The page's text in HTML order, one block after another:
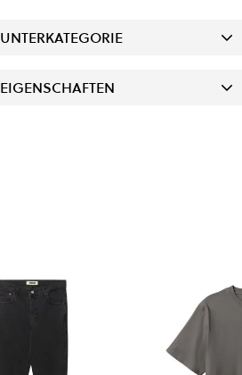
UNTERKATEGORIE
EIGENSCHAFTEN